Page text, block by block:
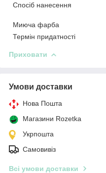
Спосіб нанесення
Миюча фарба
Термін придатності
Приховати
Умови доставки
Нова Пошта
Магазини Rozetka
Укрпошта
Самовивіз
Всі умови доставки